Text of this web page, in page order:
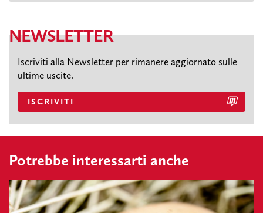
NEWSLETTER
Iscriviti alla Newsletter per rimanere aggiornato sulle
ultime uscite.
ISCRIVITI
Potrebbe interessarti anche